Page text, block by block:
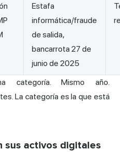
Estafa
informática/fraude
de salida,
bancarrota 27 de
junio de 2025
categoría. Mismo año.
La categoría es la que está
sus activos digitales